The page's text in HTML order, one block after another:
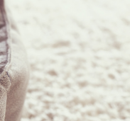
свою любовь и
питомцу его
В
котов,